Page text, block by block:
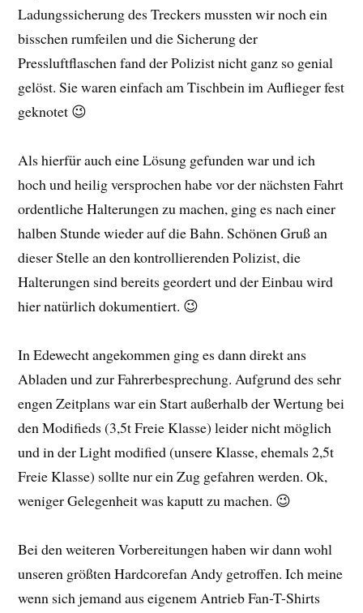
Ladungssicherung des Treckers mussten wir noch ein
bisschen rumfeilen und die Sicherung der
Pressluftflaschen fand der Polizist nicht ganz so genial
gelöst. Sie waren einfach am Tischbein im Auflieger fest
geknotet 😉
Als hierfür auch eine Lösung gefunden war und ich
hoch und heilig versprochen habe vor der nächsten Fahrt
ordentliche Halterungen zu machen, ging es nach einer
halben Stunde wieder auf die Bahn. Schönen Gruß an
dieser Stelle an den kontrollierenden Polizist, die
Halterungen sind bereits geordert und der Einbau wird
hier natürlich dokumentiert. 😉
In Edewecht angekommen ging es dann direkt ans
Abladen und zur Fahrerbesprechung. Aufgrund des sehr
engen Zeitplans war ein Start außerhalb der Wertung bei
den Modifieds (3,5t Freie Klasse) leider nicht möglich
und in der Light modified (unsere Klasse, ehemals 2,5t
Freie Klasse) sollte nur ein Zug gefahren werden. Ok,
weniger Gelegenheit was kaputt zu machen. 😉
Bei den weiteren Vorbereitungen haben wir dann wohl
unseren größten Hardcorefan Andy getroffen. Ich meine
wenn sich jemand aus eigenem Antrieb Fan-T-Shirts